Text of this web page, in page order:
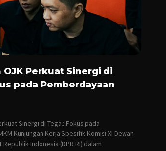
OJK Perkuat Sinergi di
pada Pemberdayaan
Sinergi di Tegal: Fokus pada
Kunjungan Kerja Spesifik Komisi XI Dewan
Indonesia (DPR RI) dalam